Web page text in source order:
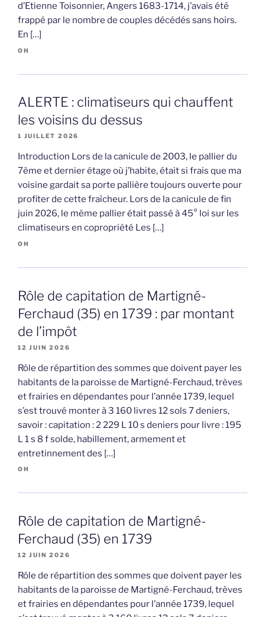
d’Etienne Toisonnier, Angers 1683-1714, j’avais été
frappé par le nombre de couples décédés sans hoirs.
En […]
OH
ALERTE : climatiseurs qui chauffent
les voisins du dessus
1 JUILLET 2026
Introduction Lors de la canicule de 2003, le pallier du
7ème et dernier étage où j’habite, était si frais que ma
voisine gardait sa porte pallière toujours ouverte pour
profiter de cette fraîcheur. Lors de la canicule de fin
juin 2026, le même pallier était passé à 45° loi sur les
climatiseurs en copropriété Les […]
OH
Rôle de capitation de Martigné-
Ferchaud (35) en 1739 : par montant
de l’impôt
12 JUIN 2026
Rôle de répartition des sommes que doivent payer les
habitants de la paroisse de Martigné-Ferchaud, trèves
et frairies en dépendantes pour l’année 1739, lequel
s’est trouvé monter à 3 160 livres 12 sols 7 deniers,
savoir : capitation : 2 229 L 10 s deniers pour livre : 195
L 1 s 8 f solde, habillement, armement et
entretinnement des […]
OH
Rôle de capitation de Martigné-
Ferchaud (35) en 1739
12 JUIN 2026
Rôle de répartition des sommes que doivent payer les
habitants de la paroisse de Martigné-Ferchaud, trèves
et frairies en dépendantes pour l’année 1739, lequel